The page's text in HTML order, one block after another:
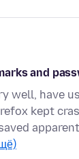
and
well, have
kept